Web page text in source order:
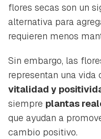
flores secas son un
alternativa para
requieren menos
Sin embargo, las
representan una vida
vitalidad y
siempre plantas
que ayudan a
cambio positivo.